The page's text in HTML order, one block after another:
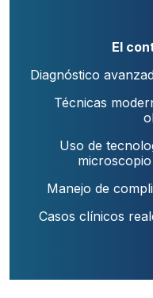
El
Diagnóstico
Técnicas
Uso de
Manejo de
Casos clínicos